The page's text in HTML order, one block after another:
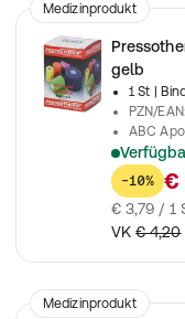
Medizinprodukt
gelb
1 St
|
PZN/EAN
ABC
Für-10% €
€ 3,79 / 1
VK € 4,20
Medizinprodukt